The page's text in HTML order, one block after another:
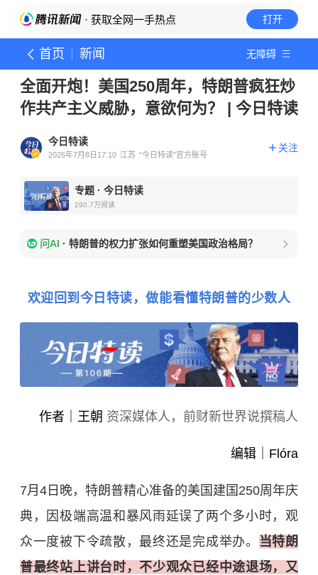
· 获取全网一手热点 打开
首页 新闻 无障碍
全面开炮！美国250周年，特朗普疯狂炒
作共产主义威胁，意欲何为？ | 今日特读
今日特读
2026年7月8日17:10 江苏 “今日特读”官方账号
关注
专题 · 今日特读
290.7万阅读
问AI · 特朗普的权力扩张如何重塑美国政治格局？
欢迎回到今日特读，做能看懂特朗普的少数人
作者｜王朝 资深媒体人，前财新世界说撰稿人
编辑｜Flóra
7月4日晚，特朗普精心准备的美国建国250周年庆
典，因极端高温和暴风雨延误了两个多小时，观
众一度被下令疏散，最终还是完成举办。
当特朗
普最终站上讲台时，不少观众已经中途退场，又